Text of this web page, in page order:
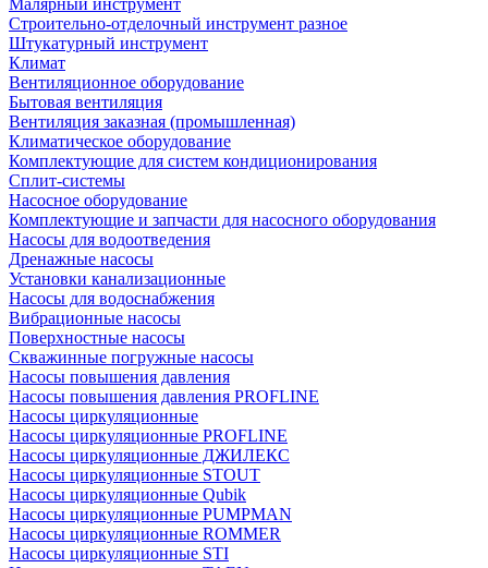
Малярный инструмент
Строительно-отделочный инструмент разное
Штукатурный инструмент
Климат
Вентиляционное оборудование
Бытовая вентиляция
Вентиляция заказная (промышленная)
Климатическое оборудование
Комплектующие для систем кондиционирования
Сплит-системы
Насосное оборудование
Комплектующие и запчасти для насосного оборудования
Насосы для водоотведения
Дренажные насосы
Установки канализационные
Насосы для водоснабжения
Вибрационные насосы
Поверхностные насосы
Скважинные погружные насосы
Насосы повышения давления
Насосы повышения давления PROFLINE
Насосы циркуляционные
Насосы циркуляционные PROFLINE
Насосы циркуляционные ДЖИЛЕКС
Насосы циркуляционные STOUT
Насосы циркуляционные Qubik
Насосы циркуляционные PUMPMAN
Насосы циркуляционные ROMMER
Насосы циркуляционные STI